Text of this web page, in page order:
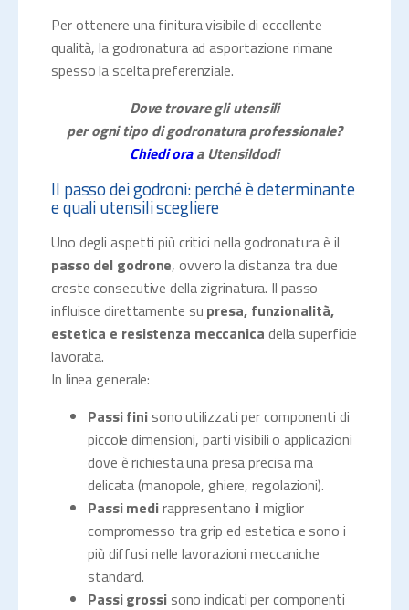
Per ottenere una finitura visibile di eccellente
qualità, la godronatura ad asportazione rimane
spesso la scelta preferenziale.
Dove trovare gli utensili
per ognitipo di godronatura professionale?
Chiedi oraa Utensildodi
Il passo dei godroni: perché è determinante
e quali utensili scegliere
Uno degli aspetti più critici nella godronatura è il
passo del godrone, ovvero la distanza tra due
creste consecutive della zigrinatura. Il passo
influisce direttamente su presa, funzionalità,
estetica e resistenza meccanica della superficie
lavorata.
In linea generale:
Passi fini sono utilizzati per componenti di
piccole dimensioni, parti visibili o applicazioni
dove è richiesta una presa precisa ma
delicata (manopole, ghiere, regolazioni).
Passi medirappresentano il miglior
compromesso tra grip ed estetica e sono i
più diffusi nelle lavorazioni meccaniche
standard.
Passi grossi sono indicati per componenti